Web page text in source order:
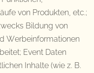
von Produkten, etc.;
Bildung von
Werbeinformationen
Event Daten
Inhalte (wie z. B.